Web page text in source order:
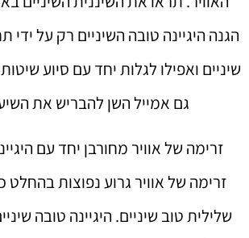
הגנה היגיינה טובה השיניים רק על ידי
שיניים ואפילו לגלות יחד עם סיוע
גם אמייל השן להבריש את
זרימה של אוויר מחורבן יחד עם
זרימה של אוויר גרוע נפוצות בהחלט
שלילית טוב שיניים. היגיינה טובה